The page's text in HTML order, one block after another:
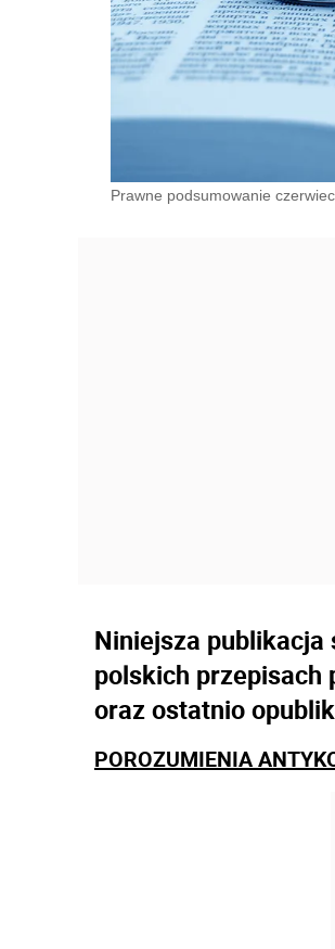
Prawne podsumowanie
Niniejsza publikacja
polskich przepisach
oraz ostatnio
POROZUMIENIA